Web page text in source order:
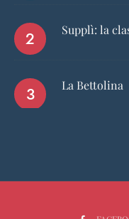
Supplì: la
La Bettolina